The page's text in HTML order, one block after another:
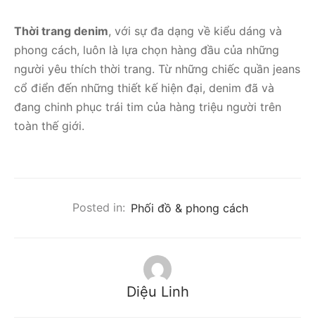
Thời trang denim, với sự đa dạng về kiểu dáng và
phong cách, luôn là lựa chọn hàng đầu của những
người yêu thích thời trang. Từ những chiếc quần jeans
cổ điển đến những thiết kế hiện đại, denim đã và
đang chinh phục trái tim của hàng triệu người trên
toàn thế giới.
Posted in: Phối đồ & phong cách
Diệu Linh